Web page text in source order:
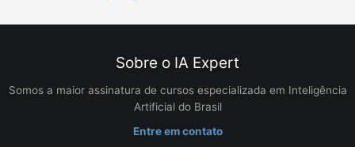
Sobre o IA Expert
Somos a maior assinatura de cursos especializada em Inteligência
Artificial do Brasil
Entre em contato